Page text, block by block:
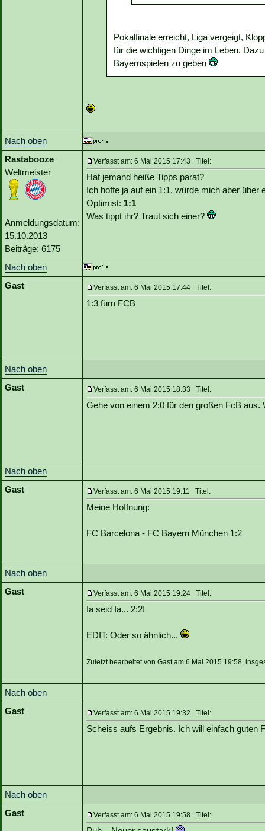
Pokalfinale erreicht, Liga vergeigt,
für die wichtigen Dinge im Leben.
Bayernspielen zu geben
Nach oben
Rastabooze
Weltmeister
Anmeldungsdatum:
15.10.2013
Beiträge: 6175
Verfasst am: 6 Mai 2015 17:43 Titel:
Hat jemand heiße Tipps parat?
Ich hoffe ja auf ein 1:1, würde mich aber
Optimist: 1:1
Was tippt ihr? Traut sich einer?
Nach oben
Gast
Verfasst am: 6 Mai 2015 17:44 Titel:
1:3 fürn FCB
Nach oben
Gast
Verfasst am: 6 Mai 2015 18:33 Titel:
Gehe von einem 2:0 für den großen FcB
Nach oben
Gast
Verfasst am: 6 Mai 2015 19:11 Titel:
Meine Hoffnung:
FC Barcelona - FC Bayern München 1:2
Nach oben
Gast
Verfasst am: 6 Mai 2015 19:24 Titel:
Ia seid Ia... 2:2!
EDIT: Oder so ähnlich...
Zuletzt bearbeitet von Gast am 6 Mai 2015 19:58,
Nach oben
Gast
Verfasst am: 6 Mai 2015 19:32 Titel:
Scheiss aufs Ergebnis. Ich will einfach guten
Nach oben
Gast
Verfasst am: 6 Mai 2015 19:58 Titel: